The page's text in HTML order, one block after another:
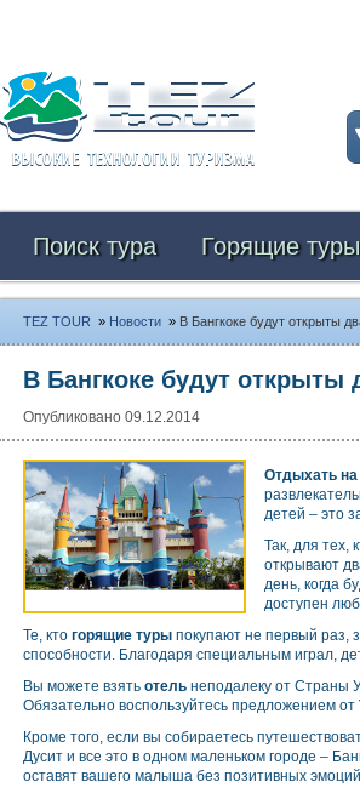
Поиск тура Горящие туры
TEZ TOUR » Новости » В Бангкоке будут открыты
В Бангкоке будут открыты
Опубликовано 09.12.2014
Отдыхать
детей – это
Так, для тех,
открывают
день, когда
доступен
Те, кто горящие туры покупают не первый раз,
способности. Благодаря специальным играл,
Вы можете взять отель неподалеку от Страны
Обязательно воспользуйтесь предложением от
Кроме того, если вы собираетесь
Дусит и все это в одном маленьком городе –
оставят вашего малыша без позитивных